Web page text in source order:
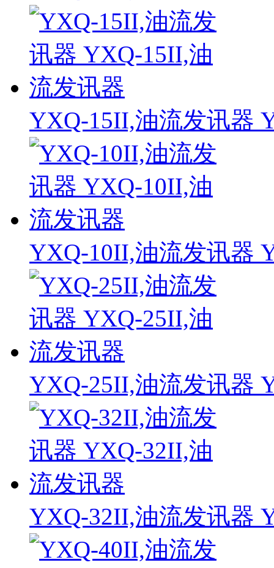
YXQ-15II,油流发讯器
YXQ-10II,油流发讯器
YXQ-25II,油流发讯器
YXQ-32II,油流发讯器